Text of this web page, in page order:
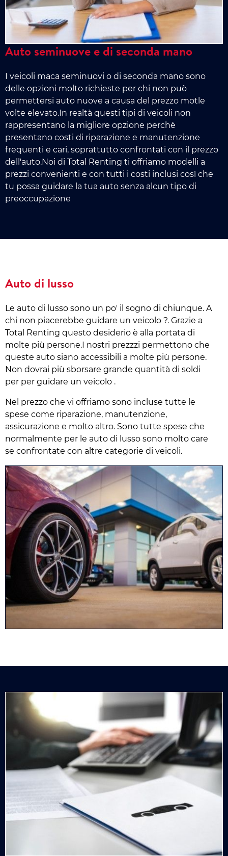
Auto seminuove e di seconda mano
I veicoli maca seminuovi o di seconda mano sono
delle opzioni molto richieste per chi non può
permettersi auto nuove a causa del prezzo motle
volte elevato.In realtà questi tipi di veicoli non
rappresentano la migliore opzione perchè
presentano costi di riparazione e manutenzione
frequenti e cari, soprattutto confrontati con il prezzo
dell'auto.Noi di Total Renting ti offriamo modelli a
prezzi convenienti e con tutti i costi inclusi così che
tu possa guidare la tua auto senza alcun tipo di
preoccupazione
Auto di lusso
Le auto di lusso sono un po' il sogno di chiunque. A
chi non piacerebbe guidare un veicolo ?. Grazie a
Total Renting questo desiderio è alla portata di
molte più persone.I nostri prezzzi permettono che
queste auto siano accessibili a molte più persone.
Non dovrai più sborsare grande quantità di soldi
per per guidare un veicolo .
Nel prezzo che vi offriamo sono incluse tutte le
spese come riparazione, manutenzione,
assicurazione e molto altro. Sono tutte spese che
normalmente per le auto di lusso sono molto care
se confrontate con altre categorie di veicoli.